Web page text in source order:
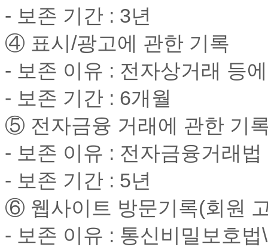
- 보존 기간 : 3년
④ 표시/광고에 관한 기록
- 보존 이유 : 전자상거래 등
- 보존 기간 : 6개월
⑤ 전자금융 거래에 관한 기
- 보존 이유 : 전자금융거래법
- 보존 기간 : 5년
⑥ 웹사이트 방문기록(회원
- 보존 이유 : 통신비밀보호법\